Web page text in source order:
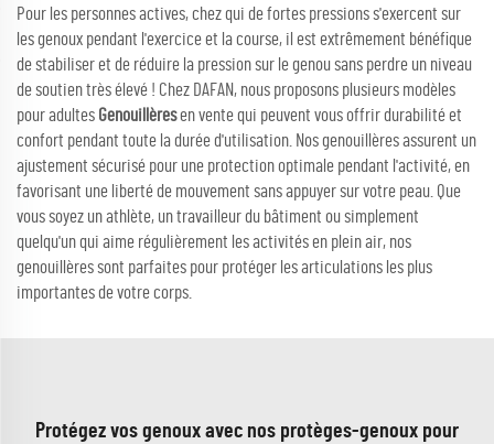
Pour les personnes actives, chez qui de fortes pressions s'exercent sur
les genoux pendant l'exercice et la course, il est extrêmement bénéfique
de stabiliser et de réduire la pression sur le genou sans perdre un niveau
de soutien très élevé ! Chez DAFAN, nous proposons plusieurs modèles
pour adultes Genouillèresen vente qui peuvent vous offrir durabilité et
confort pendant toute la durée d'utilisation. Nos genouillères assurent un
ajustement sécurisé pour une protection optimale pendant l'activité, en
favorisant une liberté de mouvement sans appuyer sur votre peau. Que
vous soyez un athlète, un travailleur du bâtiment ou simplement
quelqu'un qui aime régulièrement les activités en plein air, nos
genouillères sont parfaites pour protéger les articulations les plus
importantes de votre corps.
Protégez vos genoux avec nos protèges-genoux pour